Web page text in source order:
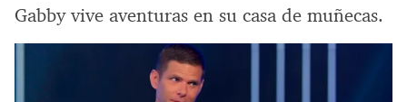
Gabby vive aventuras en su casa de muñecas.